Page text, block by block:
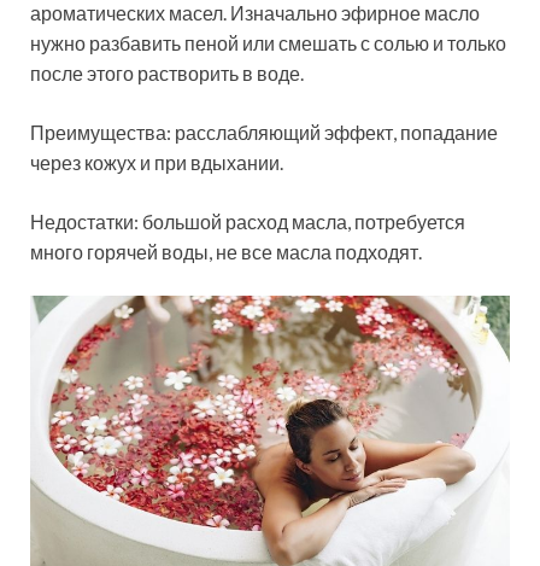
ароматических масел. Изначально эфирное масло
нужно разбавить пеной или смешать с солью и только
после этого растворить в воде.
Преимущества: расслабляющий эффект, попадание
через кожух и при вдыхании.
Недостатки: большой расход масла, потребуется
много горячей воды, не все масла подходят.